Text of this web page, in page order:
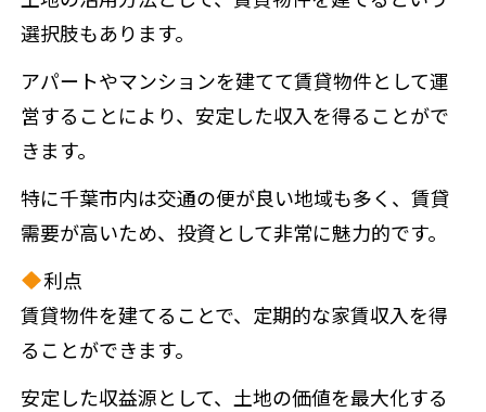
選択肢もあります。
アパートやマンションを建てて賃貸物件として運
営することにより、安定した収入を得ることがで
きます。
特に千葉市内は交通の便が良い地域も多く、賃貸
需要が高いため、投資として非常に魅力的です。
利点
賃貸物件を建てることで、定期的な家賃収入を得
ることができます。
安定した収益源として、土地の価値を最大化する